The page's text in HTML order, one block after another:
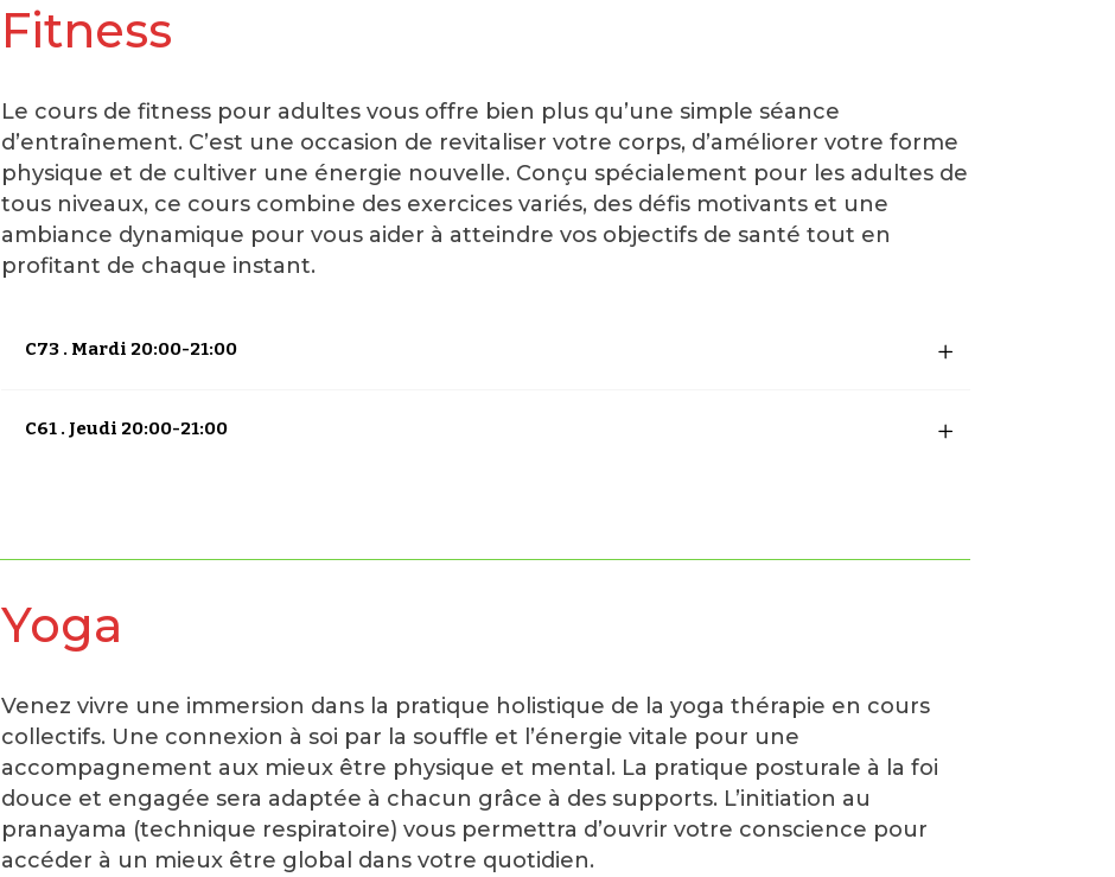
Fitness
Le cours de fitness pour adultes vous offre bien plus qu’une simple séance
d’entraînement. C’est une occasion de revitaliser votre corps, d’améliorer votre forme
physique et de cultiver une énergie nouvelle. Conçu spécialement pour les adultes de
tous niveaux, ce cours combine des exercices variés, des défis motivants et une
ambiance dynamique pour vous aider à atteindre vos objectifs de santé tout en
profitant de chaque instant.
C73 . Mardi 20:00-21:00
C61 . Jeudi 20:00-21:00
Yoga
Venez vivre une immersion dans la pratique holistique de la yoga thérapie en cours
collectifs. Une connexion à soi par la souffle et l’énergie vitale pour une
accompagnement aux mieux être physique et mental. La pratique posturale à la foi
douce et engagée sera adaptée à chacun grâce à des supports. L’initiation au
pranayama (technique respiratoire) vous permettra d’ouvrir votre conscience pour
accéder à un mieux être global dans votre quotidien.